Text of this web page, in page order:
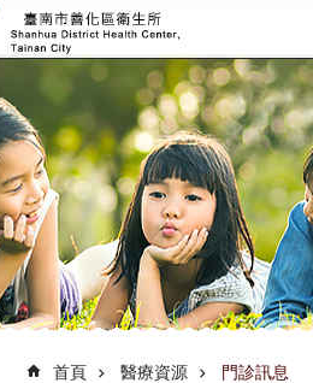
首頁 醫療資源 門診訊息